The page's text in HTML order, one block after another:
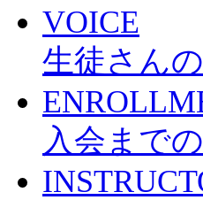
VOICE
生徒さん
入会まで